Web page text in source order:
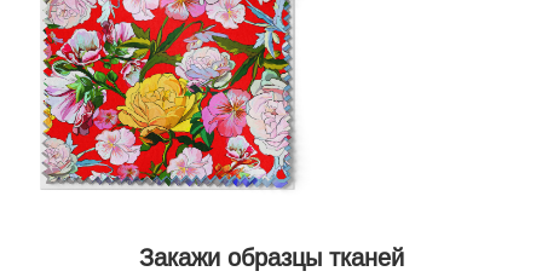
Закажи образцы тканей